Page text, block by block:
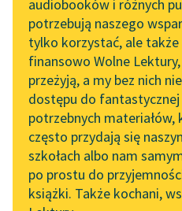
Wolne Lektury na 32.
Pol’and’Rock Festivalu
„Kochanek Lady
Chatterley” do słuchania
na Wolnych Lekturach
Nowy audiobook –
„Marzenie o Oriencie”
Sophie Elkan
Kolekcja Nadwyraz.com x
audiobooków i różnych
potrzebują naszego
tylko korzystać, ale także
finansowo Wolne
przeżyją, a my bez nich
dostępu do
potrzebnych materiałów,
często przydają się
szkołach albo nam
po prostu do
książki. Także kochani,